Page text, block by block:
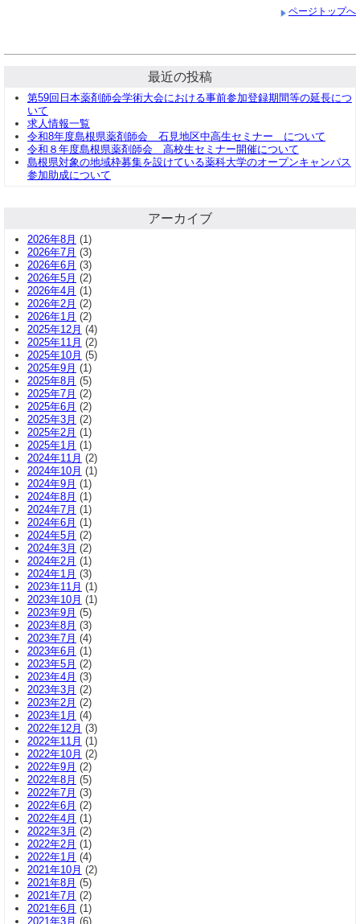
ページトップへ
最近の投稿
第59回日本薬剤師会学術大会における事前参加登録期間等の延長につ
いて
求人情報一覧
令和8年度島根県薬剤師会 石見地区中高生セミナー について
令和８年度島根県薬剤師会 高校生セミナー開催について
島根県対象の地域枠募集を設けている薬科大学のオープンキャンパス
参加助成について
アーカイブ
2026年8月 (1)
2026年7月 (3)
2026年6月 (3)
2026年5月 (2)
2026年4月 (1)
2026年2月 (2)
2026年1月 (2)
2025年12月 (4)
2025年11月 (2)
2025年10月 (5)
2025年9月 (1)
2025年8月 (5)
2025年7月 (2)
2025年6月 (2)
2025年3月 (2)
2025年2月 (1)
2025年1月 (1)
2024年11月 (2)
2024年10月 (1)
2024年9月 (1)
2024年8月 (1)
2024年7月 (1)
2024年6月 (1)
2024年5月 (2)
2024年3月 (2)
2024年2月 (1)
2024年1月 (3)
2023年11月 (1)
2023年10月 (1)
2023年9月 (5)
2023年8月 (3)
2023年7月 (4)
2023年6月 (1)
2023年5月 (2)
2023年4月 (3)
2023年3月 (2)
2023年2月 (2)
2023年1月 (4)
2022年12月 (3)
2022年11月 (1)
2022年10月 (2)
2022年9月 (2)
2022年8月 (5)
2022年7月 (3)
2022年6月 (2)
2022年4月 (1)
2022年3月 (2)
2022年2月 (1)
2022年1月 (4)
2021年10月 (2)
2021年8月 (5)
2021年7月 (2)
2021年6月 (1)
2021年3月 (6)